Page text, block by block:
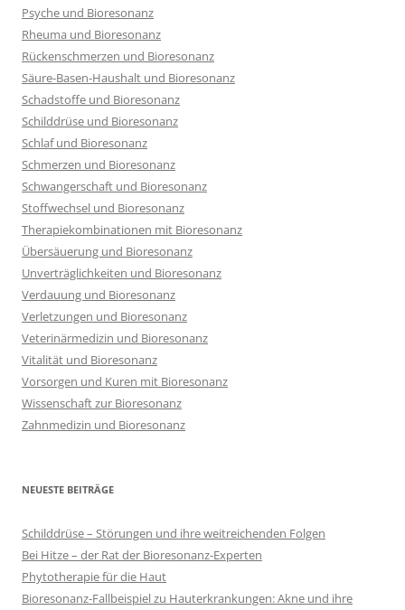
Psyche und Bioresonanz
Rheuma und Bioresonanz
Rückenschmerzen und Bioresonanz
Säure-Basen-Haushalt und Bioresonanz
Schadstoffe und Bioresonanz
Schilddrüse und Bioresonanz
Schlaf und Bioresonanz
Schmerzen und Bioresonanz
Schwangerschaft und Bioresonanz
Stoffwechsel und Bioresonanz
Therapiekombinationen mit Bioresonanz
Übersäuerung und Bioresonanz
Unverträglichkeiten und Bioresonanz
Verdauung und Bioresonanz
Verletzungen und Bioresonanz
Veterinärmedizin und Bioresonanz
Vitalität und Bioresonanz
Vorsorgen und Kuren mit Bioresonanz
Wissenschaft zur Bioresonanz
Zahnmedizin und Bioresonanz
NEUESTE BEITRÄGE
Schilddrüse – Störungen und ihre weitreichenden Folgen
Bei Hitze – der Rat der Bioresonanz-Experten
Phytotherapie für die Haut
Bioresonanz-Fallbeispiel zu Hauterkrankungen: Akne und ihre